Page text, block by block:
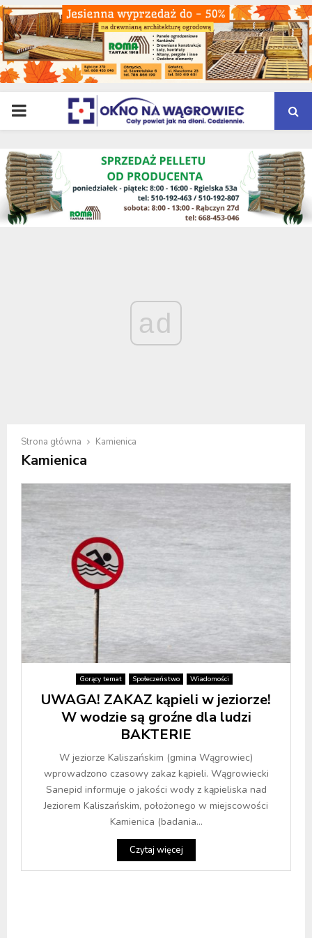
PRIMARY
MENU
ad
Strona główna Kamienica
Kamienica
Gorący temat Społeczeństwo Wiadomości
UWAGA! ZAKAZ kąpieli w jeziorze!
W wodzie są groźne dla ludzi
BAKTERIE
W jeziorze Kaliszańskim (gmina Wągrowiec)
wprowadzono czasowy zakaz kąpieli. Wągrowiecki
Sanepid informuje o jakości wody z kąpieliska nad
Jeziorem Kaliszańskim, położonego w miejscowości
Kamienica (badania...
Czytaj więcej